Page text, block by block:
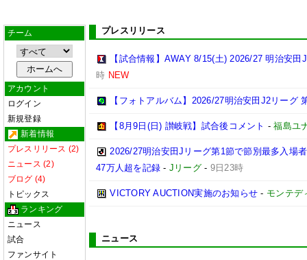
チーム
アカウント
ログイン
新規登録
新着情報
プレスリリース (2)
ニュース (2)
ブログ (4)
トピックス
ランキング
ニュース
試合
ファンサイト
プレスリリース
【試合情報】AWAY 8/15(土) 2026/27 明治安
時 NEW
【フォトアルバム】2026/27明治安田J2リーグ
【8月9日(日) 讃岐戦】試合後コメント -福島ユ
2026/27明治安田Jリーグ第1節で節別最多入場
47万人超を記録 - Jリーグ - 9日23時
VICTORY AUCTION実施のお知らせ - モンテデ
ニュース